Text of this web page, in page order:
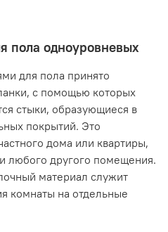
пола одноуровневых
для пола принято
с помощью которых
стыки, образующиеся в
покрытий. Это
дома или квартиры,
любого другого помещения.
материал служит
комнаты на отдельные